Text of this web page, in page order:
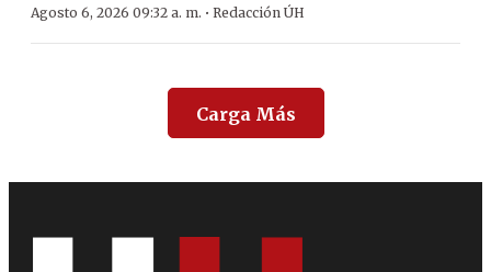
Agosto 6, 2026 09:32 a. m. · Redacción ÚH
Carga Más